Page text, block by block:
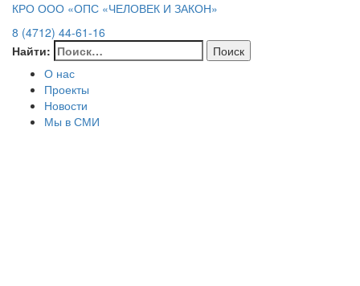
КРО ООО «ОПС «ЧЕЛОВЕК И ЗАКОН»
8 (4712) 44-61-16
Найти:
О нас
Проекты
Новости
Мы в СМИ